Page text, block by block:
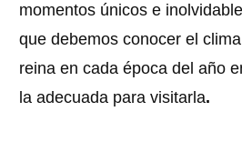
momentos únicos e
que debemos conocer el
reina en cada época del año
la adecuada para visitarla.